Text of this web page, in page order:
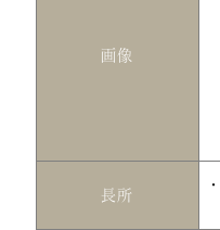
画像
長所